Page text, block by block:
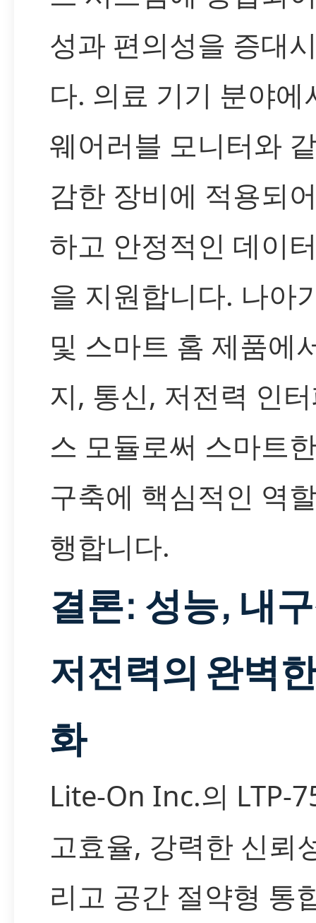
성과 편의성을 증대
다. 의료 기기 분야에
웨어러블 모니터와
감한 장비에 적용되
하고 안정적인 데이
을 지원합니다. 나아
및 스마트 홈 제품에
지, 통신, 저전력 인
스 모듈로써 스마트
구축에 핵심적인 역
행합니다.
결론: 성능, 내
저전력의 완벽
화
Lite-On Inc.의 LTP-
고효율, 강력한 신뢰
리고 공간 절약형 통